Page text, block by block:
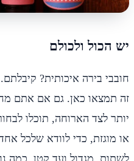
יש הכול ולכולם
חובבי בירה איכותית?
זה תמצאו כאן. גם אם אתם
יותר לצד הארוחה, תוכלו
או מוגזת, כדי לוודא שלכל